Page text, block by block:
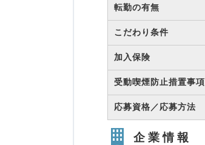
転勤の有無
こだわり条件
加入保険
受動喫煙防止措置事項
応募資格／応募方法
企業情報